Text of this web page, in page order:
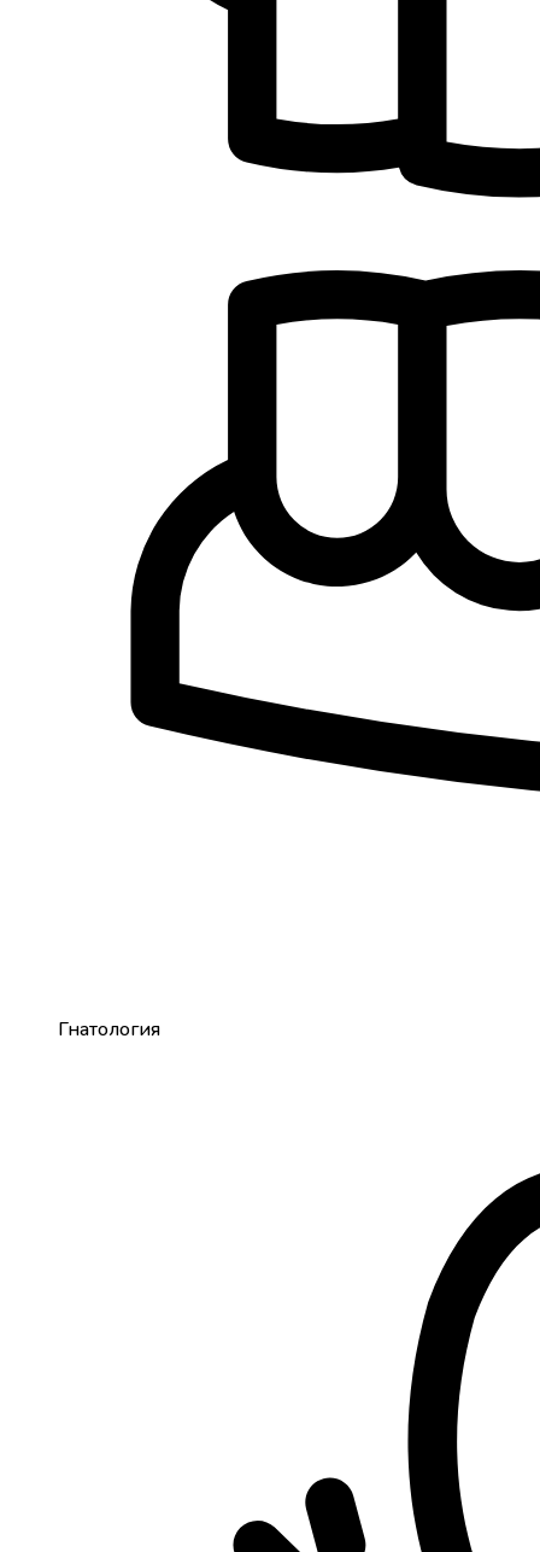
Гнатология